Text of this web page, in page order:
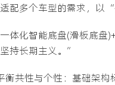
配多个车型的需求，以
体化智能底盘(滑板底
持长期主义。”
共性与个性：基础架构